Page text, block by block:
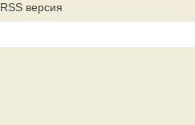
RSS версия